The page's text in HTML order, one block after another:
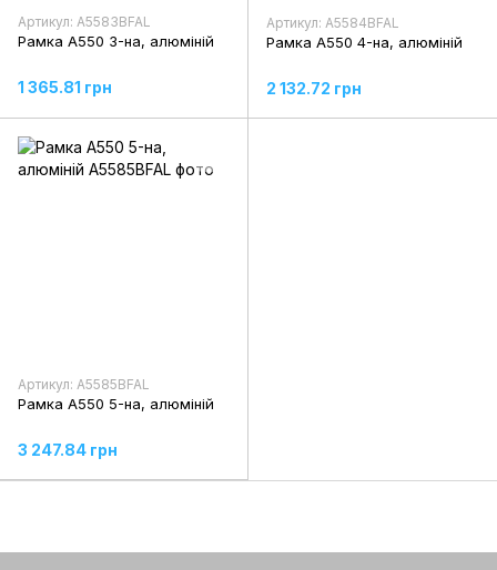
Артикул: A5583BFAL
Рамка A550 3-на, алюміній
1 365.81 грн
Артикул: A5584BFAL
Рамка A550 4-на, алюміній
2 132.72 грн
Артикул: A5585BFAL
Рамка A550 5-на, алюміній
3 247.84 грн